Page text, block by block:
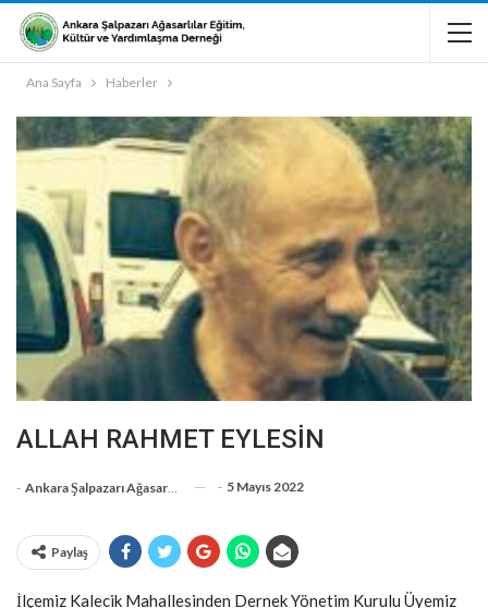
Ana Sayfa Haberler
ALLAH RAHMET EYLESİN
- Ankara Şalpazarı Ağasarlılar Eğitim Kültür Ve Dayanışma Derneği - 5 Mayıs 2022
Paylaş
İlçemiz Kalecik Mahallesinden Dernek Yönetim Kurulu Üyemiz